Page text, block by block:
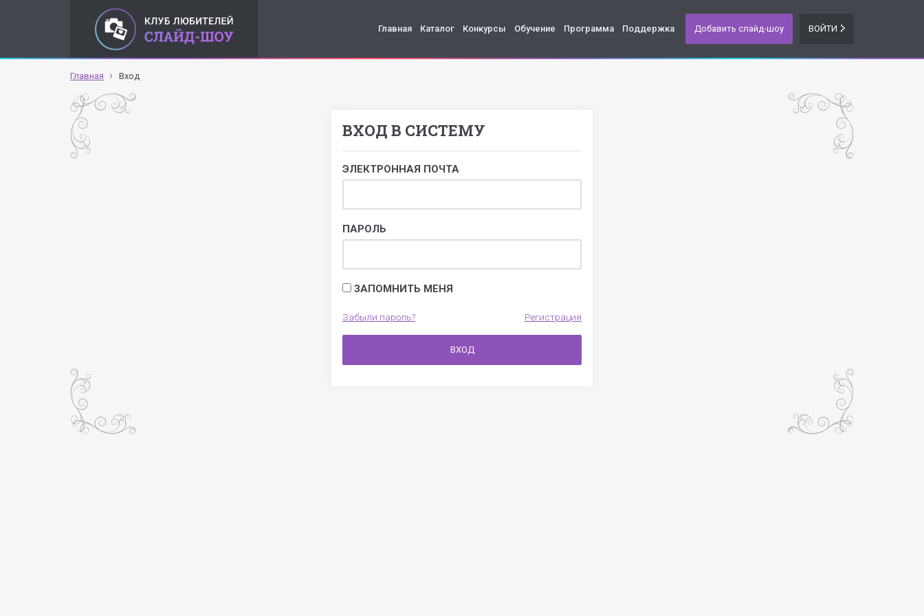
Главная Каталог Конкурсы Обучение Программа Поддержка Добавить слайд-шоу ВОЙТИ
Главная Вход
ВХОД В СИСТЕМУ
ЭЛЕКТРОННАЯ ПОЧТА
ПАРОЛЬ
ЗАПОМНИТЬ МЕНЯ
Забыли пароль? Регистрация
ВХОД